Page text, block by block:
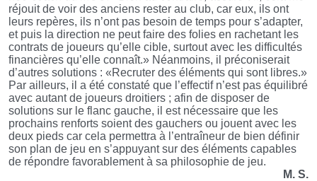
réjouit de voir des anciens rester au club, car eux, ils ont
leurs repères, ils n’ont pas besoin de temps pour s’adapter,
et puis la direction ne peut faire des folies en rachetant les
contrats de joueurs qu’elle cible, surtout avec les difficultés
financières qu’elle connaît.» Néanmoins, il préconiserait
d’autres solutions : «Recruter des éléments qui sont libres.»
Par ailleurs, il a été constaté que l’effectif n’est pas équilibré
avec autant de joueurs droitiers ; afin de disposer de
solutions sur le flanc gauche, il est nécessaire que les
prochains renforts soient des gauchers ou jouent avec les
deux pieds car cela permettra à l’entraîneur de bien définir
son plan de jeu en s’appuyant sur des éléments capables
de répondre favorablement à sa philosophie de jeu.
M. S.